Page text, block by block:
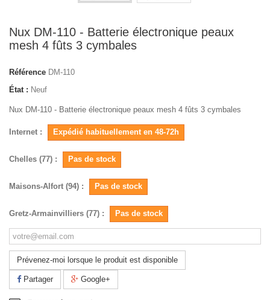
Nux DM-110 - Batterie électronique peaux
mesh 4 fûts 3 cymbales
Référence DM-110
État : Neuf
Nux DM-110 - Batterie électronique peaux mesh 4 fûts 3 cymbales
Internet : Expédié habituellement en 48-72h
Chelles (77) : Pas de stock
Maisons-Alfort (94) : Pas de stock
Gretz-Armainvilliers (77) : Pas de stock
Prévenez-moi lorsque le produit est disponible
Partager Google+